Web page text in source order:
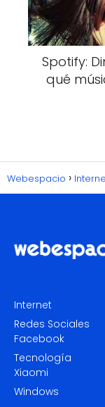
Spotify:
qué
Webespacio
Internet
Redes Sociales
Facebook
Tecnología
Xiaomi
Windows